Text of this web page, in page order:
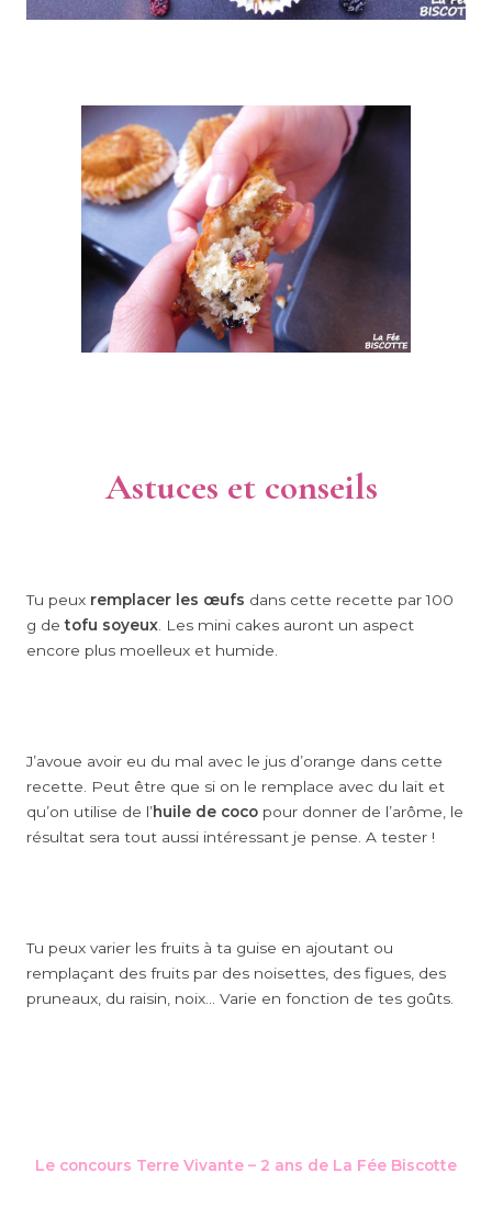
Astuces et conseils
Tu peux remplacer les œufs dans cette recette par 100
g de tofu soyeux. Les mini cakes auront un aspect
encore plus moelleux et humide.
J’avoue avoir eu du mal avec le jus d’orange dans cette
recette. Peut être que si on le remplace avec du lait et
qu’on utilise de l’huile de coco pour donner de l’arôme, le
résultat sera tout aussi intéressant je pense. A tester !
Tu peux varier les fruits à ta guise en ajoutant ou
remplaçant des fruits par des noisettes, des figues, des
pruneaux, du raisin, noix… Varie en fonction de tes goûts.
Le concours Terre Vivante – 2 ans de La Fée Biscotte